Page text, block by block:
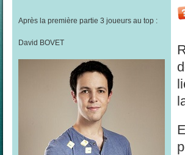
Après la première partie 3 joueurs au top :
David BOVET